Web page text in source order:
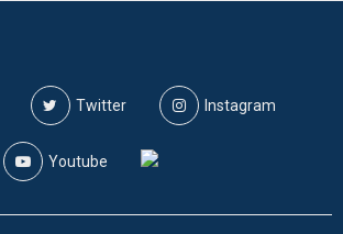
Twitter Instagram
Youtube